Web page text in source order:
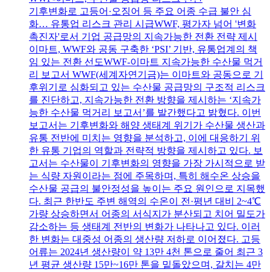
기후변화로 고등어·오징어 등 주요 어종 수급 불안 심
화… 유통업 리스크 관리 시급WWF, 평가자 넘어 '변화
촉진자'로서 기업 공급망의 지속가능한 전환 전략 제시
이마트, WWF와 공동 구축한 ‘PSI’ 기반, 유통업계의 책
임 있는 전환 선도WWF-이마트 지속가능한 수산물 먹거
리 보고서 WWF(세계자연기금)는 이마트와 공동으로 기
후위기로 심화되고 있는 수산물 공급망의 구조적 리스크
를 진단하고, 지속가능한 전환 방향을 제시하는 ‘지속가
능한 수산물 먹거리 보고서’를 발간했다고 밝혔다. 이번
보고서는 기후변화와 해양 생태계 위기가 수산물 생산과
유통 전반에 미치는 영향을 분석하고, 이에 대응하기 위
한 유통 기업의 역할과 전략적 방향을 제시하고 있다. 보
고서는 수산물이 기후변화의 영향을 가장 가시적으로 받
는 식량 자원이라는 점에 주목하며, 특히 해수온 상승을
수산물 공급의 불안정성을 높이는 주요 원인으로 지목했
다. 최근 한반도 주변 해역의 수온이 전·평년 대비 2~4℃
가량 상승하면서 어종의 서식지가 분산되고 치어 밀도가
감소하는 등 생태계 전반의 변화가 나타나고 있다. 이러
한 변화는 대중성 어종의 생산량 저하로 이어졌다. 고등
어류는 2024년 생산량이 약 13만 4천 톤으로 줄어 최근 3
년 평균 생산량 15만~16만 톤을 밑돌았으며, 갈치는 4만